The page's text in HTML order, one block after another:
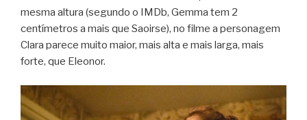
mesma altura (segundo o IMDb, Gemma tem 2
centímetros a mais que Saoirse), no filme a personagem
Clara parece muito maior, mais alta e mais larga, mais
forte, que Eleonor.